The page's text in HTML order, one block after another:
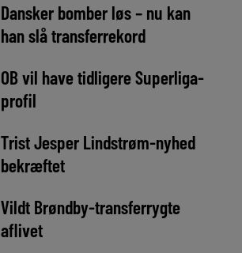
Dansker bomber løs – nu kan
han slå transferrekord
OB vil have tidligere Superliga-
profil
Trist Jesper Lindstrøm-nyhed
bekræftet
Vildt Brøndby-transferrygte
aflivet